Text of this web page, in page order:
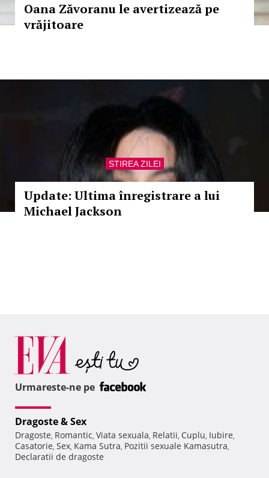
Oana Zăvoranu le avertizează pe
vrăjitoare
STIREA ZILEI
Update: Ultima înregistrare a lui
Michael Jackson
Urmareste-ne pe
Dragoste & Sex
Dragoste, Romantic, Viata sexuala, Relatii, Cuplu, Iubire,
Casatorie, Sex, Kama Sutra, Pozitii sexuale Kamasutra,
Declaratii de dragoste